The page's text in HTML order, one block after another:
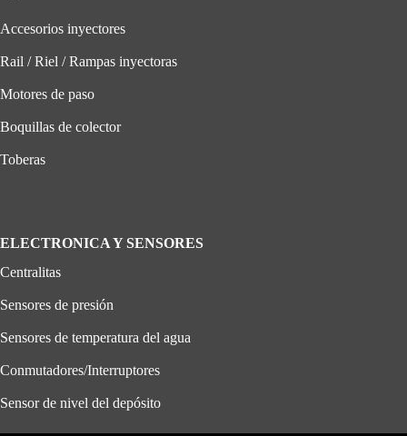
Accesorios inyectores
Rail / Riel / Rampas inyectoras
Motores de paso
Boquillas de colector
Toberas
ELECTRONICA Y SENSORES
Centralitas
Sensores de presión
Sensores de temperatura del agua
Conmutadores/Interruptores
Sensor de nivel del depósito